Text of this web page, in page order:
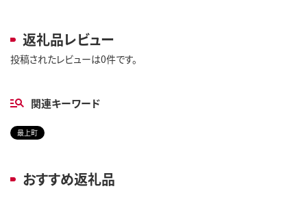
返礼品レビュー
投稿されたレビューは0件です。
関連キーワード
最上町
おすすめ返礼品